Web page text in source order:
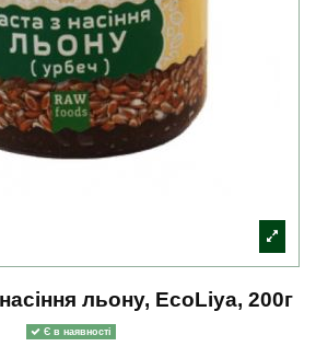
льону, EcoLiya, 200г
Є в наявності